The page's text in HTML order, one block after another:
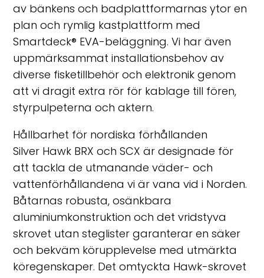
av bänkens och badplattformarnas ytor en
plan och rymlig kastplattform med
Smartdeck® EVA-beläggning. Vi har även
uppmärksammat installationsbehov av
diverse fisketillbehör och elektronik genom
att vi dragit extra rör för kablage till fören,
styrpulpeterna och aktern.
Hållbarhet för nordiska förhållanden
Silver Hawk BRX och SCX är designade för
att tackla de utmanande väder- och
vattenförhållandena vi är vana vid i Norden.
Båtarnas robusta, osänkbara
aluminiumkonstruktion och det vridstyva
skrovet utan steglister garanterar en säker
och bekväm körupplevelse med utmärkta
köregenskaper. Det omtyckta Hawk-skrovet